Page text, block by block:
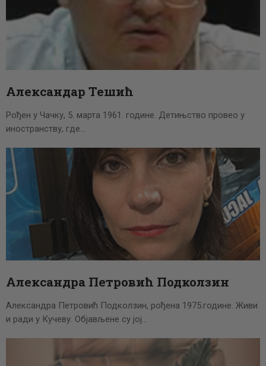
Александар Тешић
Рођен у Чачку, 5. марта 1961. године. Детињство провео у
иностранству, где…
Александра Петровић Подколзин
Александра Петровић Подколзин, рођена 1975.године. Живи
и ради у Кучеву. Објављене су јој…